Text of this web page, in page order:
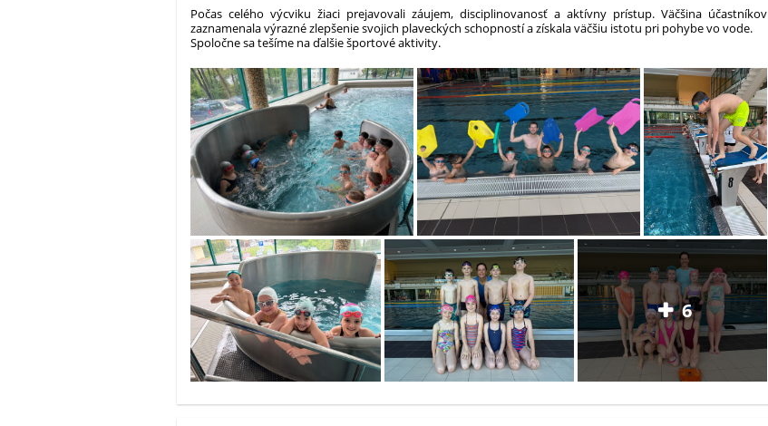
Počas celého výcviku žiaci prejavovali záujem, disciplinovanosť a aktívny prístup. Väčšina účastníkov
zaznamenala výrazné zlepšenie svojich plaveckých schopností a získala väčšiu istotu pri pohybe vo vode.
Spoločne sa tešíme na ďalšie športové aktivity.
6